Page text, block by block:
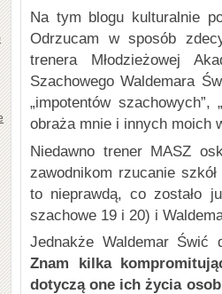
Na tym blogu kulturalnie
Odrzucam w sposób
trenera Młodzieżowej
Szachowego Waldemara
„impotentów szachowych”,
obraża mnie i innych moich
Niedawno trener MASZ
zawodnikom rzucanie
to nieprawdą, co zostało
szachowe 19 i 20) i
Jednakże Waldemar Świć
Znam kilka
dotyczą one ich życia